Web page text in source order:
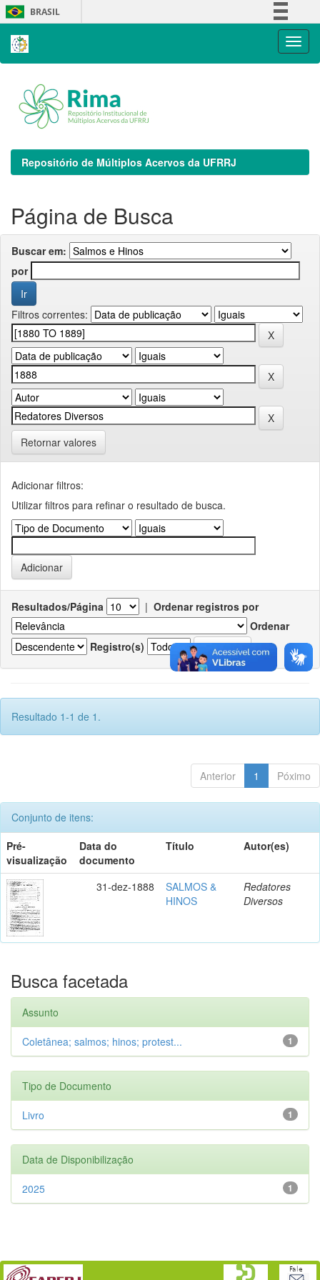
Skip
navigation
BRASIL
Repositório de Múltiplos Acervos da UFRRJ
Página de Busca
Buscar em:
por
Filtros correntes:
Retornar valores
Adicionar filtros:
Utilizar filtros para refinar o resultado de busca.
Resultados/Página | Ordenar registros por
Ordenar
Registro(s)
Resultado 1-1 de 1.
Anterior 1 Póximo
Conjunto de itens:
Pré-
visualização
Data do
documento
Título Autor(es)
31-dez-1888
SALMOS &
HINOS
Redatores
Diversos
Busca facetada
Assunto
1
Coletânea; salmos; hinos; protest...
Tipo de Documento
1
Livro
Data de Disponibilização
1
2025